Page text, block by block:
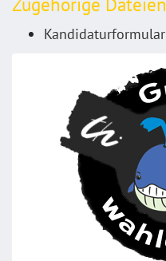
Kandidaturformular